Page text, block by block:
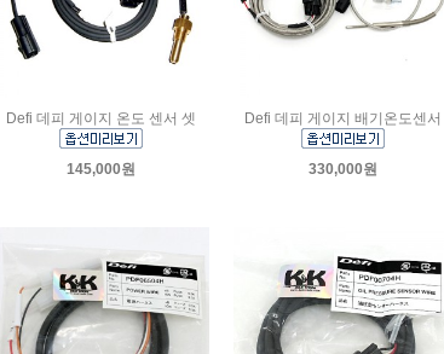
Defi 데피 게이지 온도 센서 셋
145,000원
Defi 데피 게이지 배기온도센서
330,000원